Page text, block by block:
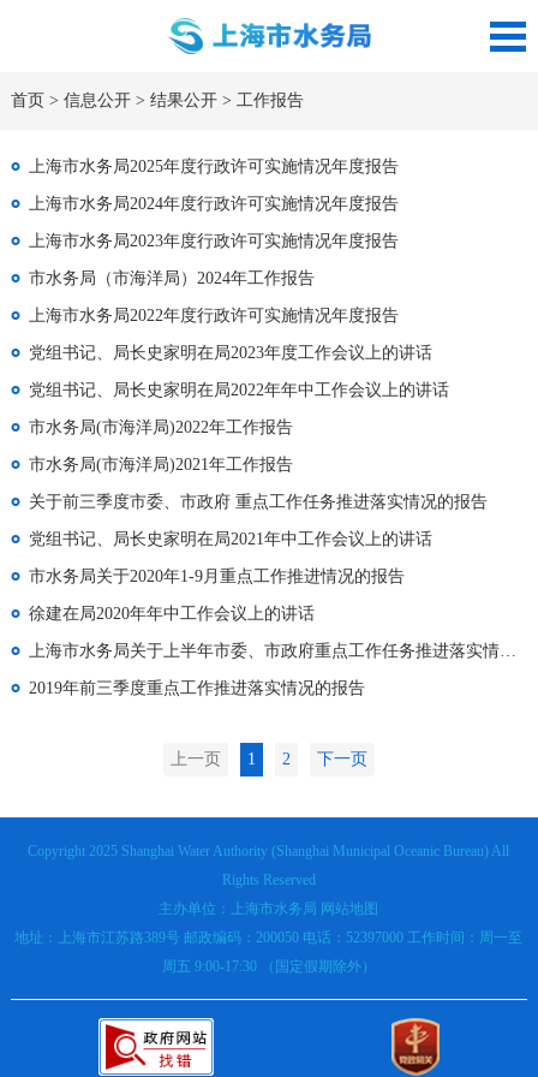
首页 > 信息公开> 结果公开> 工作报告
上海市水务局2025年度行政许可实施情况年度报告
上海市水务局2024年度行政许可实施情况年度报告
上海市水务局2023年度行政许可实施情况年度报告
市水务局（市海洋局）2024年工作报告
上海市水务局2022年度行政许可实施情况年度报告
党组书记、局长史家明在局2023年度工作会议上的讲话
党组书记、局长史家明在局2022年年中工作会议上的讲话
市水务局(市海洋局)2022年工作报告
市水务局(市海洋局)2021年工作报告
关于前三季度市委、市政府 重点工作任务推进落实情况的报告
党组书记、局长史家明在局2021年中工作会议上的讲话
市水务局关于2020年1-9月重点工作推进情况的报告
徐建在局2020年年中工作会议上的讲话
上海市水务局关于上半年市委、市政府重点工作任务推进落实情况的报告
2019年前三季度重点工作推进落实情况的报告
上一页 1 2 下一页
Copyright 2025 Shanghai Water Authority (Shanghai Municipal Oceanic Bureau) All
Rights Reserved
主办单位：上海市水务局 网站地图
地址：上海市江苏路389号 邮政编码：200050 电话：52397000 工作时间：周一至
周五 9:00-17:30 （国定假期除外）